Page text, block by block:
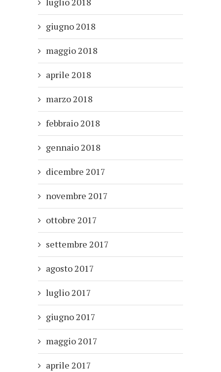
giugno 2018
maggio 2018
aprile 2018
marzo 2018
febbraio 2018
gennaio 2018
dicembre 2017
novembre 2017
ottobre 2017
settembre 2017
agosto 2017
luglio 2017
giugno 2017
maggio 2017
aprile 2017